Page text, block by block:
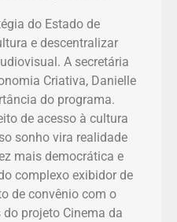
do Estado de
e descentralizar
A secretária
Criativa, Danielle
do programa.
de acesso à cultura
sonho vira realidade
mais democrática e
complexo exibidor de
de convênio com o
do projeto Cinema da